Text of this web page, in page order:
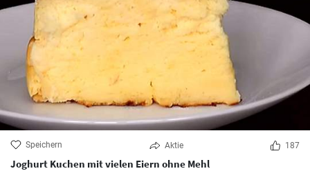
Speichern Aktie 187
Joghurt Kuchen mit vielen Eiern ohne Mehl